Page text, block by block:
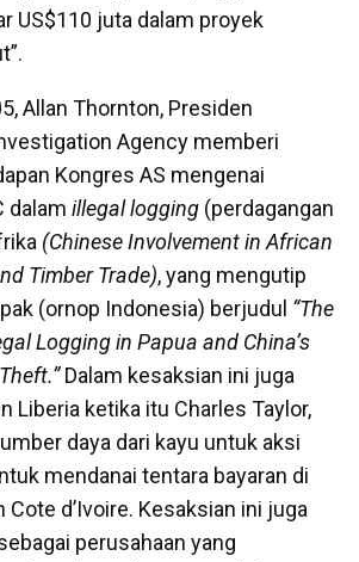
US$110 juta dalam proyek
Allan Thornton, Presiden
Agency memberi
Kongres AS mengenai
dalam illegal logging (perdagangan
(Chinese Involvement in African
Timber Trade), yang mengutip
(ornop Indonesia) berjudul “The
Logging in Papua and China’s
Dalam kesaksian ini juga
Liberia ketika itu Charles Taylor,
daya dari kayu untuk aksi
mendanai tentara bayaran di
Cote d’Ivoire. Kesaksian ini juga
perusahaan yang